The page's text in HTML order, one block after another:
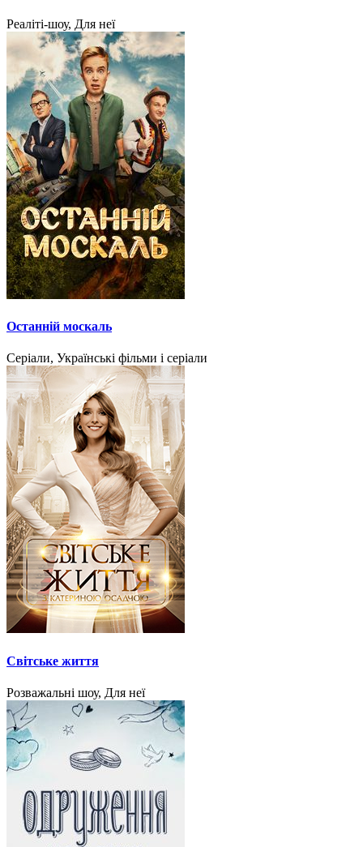
Реаліті-шоу, Для неї
Останній москаль
Серіали, Українські фільми і серіали
Світське життя
Розважальні шоу, Для неї